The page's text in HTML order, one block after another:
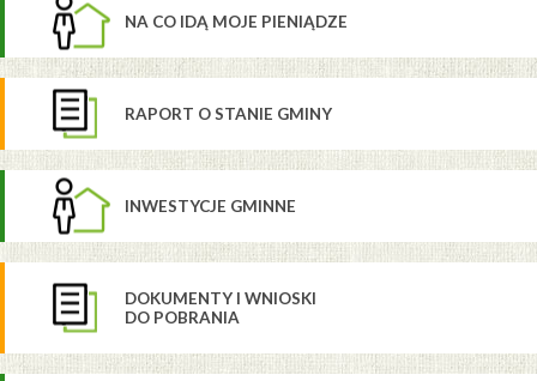
NA CO IDĄ MOJE PIENIĄDZE
RAPORT O STANIE GMINY
INWESTYCJE GMINNE
DOKUMENTY I WNIOSKI
DO POBRANIA